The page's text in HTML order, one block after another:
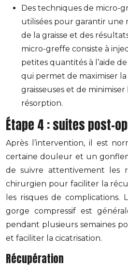
Des techniques de micro-
utilisées pour garantir une
de la graisse et des
micro-greffe consiste à
petites quantités à l’aide
qui permet de maximiser
graisseuses et de
résorption.
Étape 4 : suites post-
Après l’intervention, il est
certaine douleur et un
de suivre attentivement les
chirurgien pour faciliter la
les risques de complications.
gorge compressif est
pendant plusieurs semaines
et faciliter la cicatrisation.
Récupération